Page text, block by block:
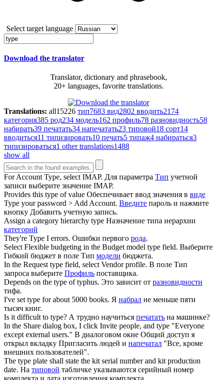
Select target language
Download the translator
Translator, dictionary and phrasebook,
20+ languages, favorite translations.
Translations: all15226 тип7683 вид2802 вводить2174
категория385 род234 модель162 профиль78 разновидность58
набирать39 печатать34 напечатать23 типовой18 сорт14
вводиться11 типизировать10 печать5 типаж4 набираться3
типизироваться1 other translations1488
show all
For AccountType, select IMAP. Для параметра Тип учетной
записи выберите значение IMAP.
Provides this type of value Обеспечивает ввод значения в виде
Type your password > Add Account. Введите пароль и нажмите
кнопку Добавить учетную запись.
Assign a category hierarchy type Назначение типа иерархии
категорий
They're Type I errors. Ошибки первого рода.
Select Flexible budgeting in the Budget model type field. Выберите
Гибкий бюджет в поле Тип модели бюджета.
In the Requesttype field, select Vendor profile. В поле Тип
запроса выберите Профиль поставщика.
Depends on the type of typhus. Это зависит от разновидности
тифа.
I've settype for about 5000 books. Я набрал не меньше пяти
тысяч книг.
Is it difficult to type? А трудно научиться печатать на машинке?
In the Share dialog box, I click Invite people, and type "Everyone
except external users." В диалоговом окне Общий доступ я
открыл вкладку Пригласить людей и напечатал "Все, кроме
внешних пользователей".
The type plate shall state the kit serial number and kit production
date. На типовой табличке указываются серийный номер